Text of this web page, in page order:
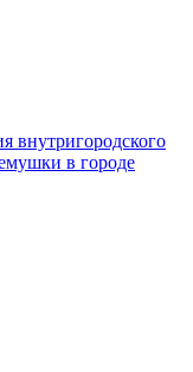
внутригородского
в городе